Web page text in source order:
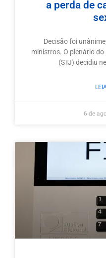
a perda de
Decisão foi
ministros. O plenário
(STJ) decidiu
6 de